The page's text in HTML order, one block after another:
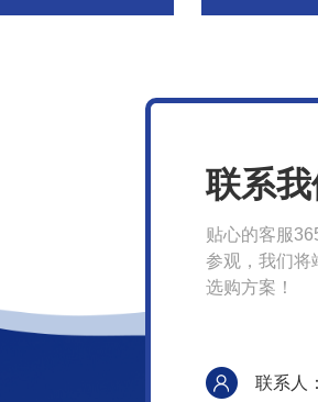
联系我
贴心的客服
参观，我们将
选购方案！
联系人